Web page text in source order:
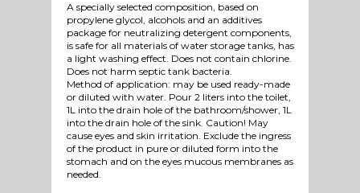
A specially selected composition, based on
propylene glycol, alcohols and an additives
package for neutralizing detergent components,
is safe for all materials of water storage tanks, has
a light washing effect. Does not contain chlorine.
Does not harm septic tank bacteria.
Method of application: may be used ready-made
or diluted with water. Pour 2 liters into the toilet,
1L into the drain hole of the bathroom/shower, 1L
into the drain hole of the sink. Caution! May
cause eyes and skin irritation. Exclude the ingress
of the product in pure or diluted form into the
stomach and on the eyes mucous membranes as
needed.